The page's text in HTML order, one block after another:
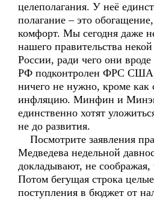
целеполагания. У неё
полагание – это
комфорт. Мы сегодня даже
нашего правительства
России, ради чего они
РФ подконтролен ФРС
ничего не нужно, кроме как
инфляцию. Минфин и
единственно хотят
не до развития.
Посмотрите заявления
Медведева недельной
докладывают, не соображая,
Потом бегущая строка
поступления в бюджет от